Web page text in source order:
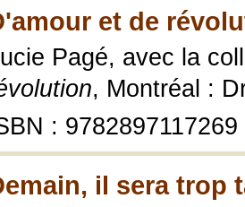
et de
Pagé, avec la
, Montréal :
: 9782897117269
il sera trop